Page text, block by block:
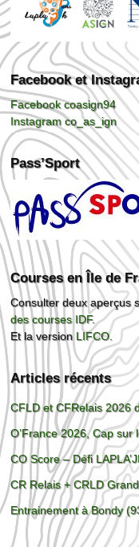
Facebook et
Facebook coasign94
Instagram co_as_ign
Pass’Sport
Courses en Île de
Consulter deux aperçus
des courses IDF.
Et la version LIFCO.
Articles récents
CFLD et CFRelais 2026
O’France 2026, Cap sur
CO Score – Défi
CR Relais + CRLD
Entrainement à Bondy